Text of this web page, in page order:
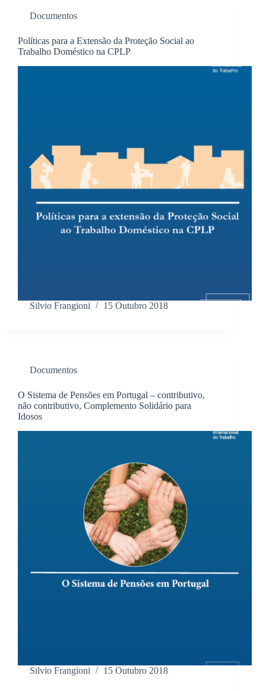
Documentos
Políticas para a Extensão da Proteção Social ao
Trabalho Doméstico na CPLP
Silvio Frangioni 15 Outubro 2018
Documentos
O Sistema de Pensões em Portugal – contributivo,
não contributivo, Complemento Solidário para
Idosos
Silvio Frangioni 15 Outubro 2018